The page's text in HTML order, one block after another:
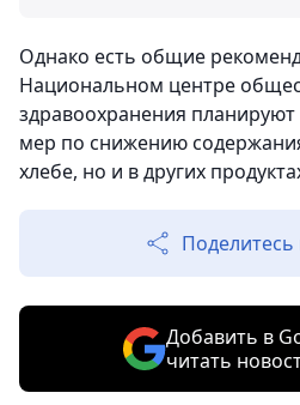
Однако есть общие
Национальном центре
здравоохранения
мер по снижению
хлебе, но и в других
Добавить в
читать